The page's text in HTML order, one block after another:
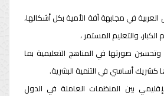
في مجابهة آفة الأمية بكل أشكالها،
الكبار، والتعليم المستمر ،
وتحسين صورتها في المناهج التعليمية بما
كشريك أساسي في التنمية البشرية.
بين المنظمات العاملة في الدول